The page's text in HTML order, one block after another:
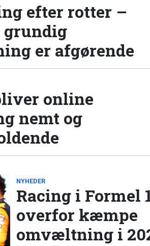
efter rotter –
er afgørende
online
nemt og
NYHEDER
Racing i Formel
overfor kæmpe
omvæltning i